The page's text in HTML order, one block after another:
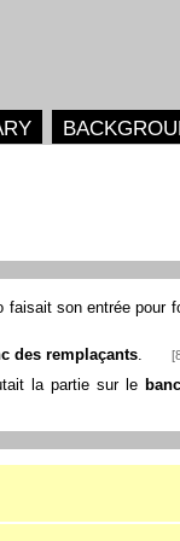
faisait son entrée pour
des remplaçants.
la partie sur le